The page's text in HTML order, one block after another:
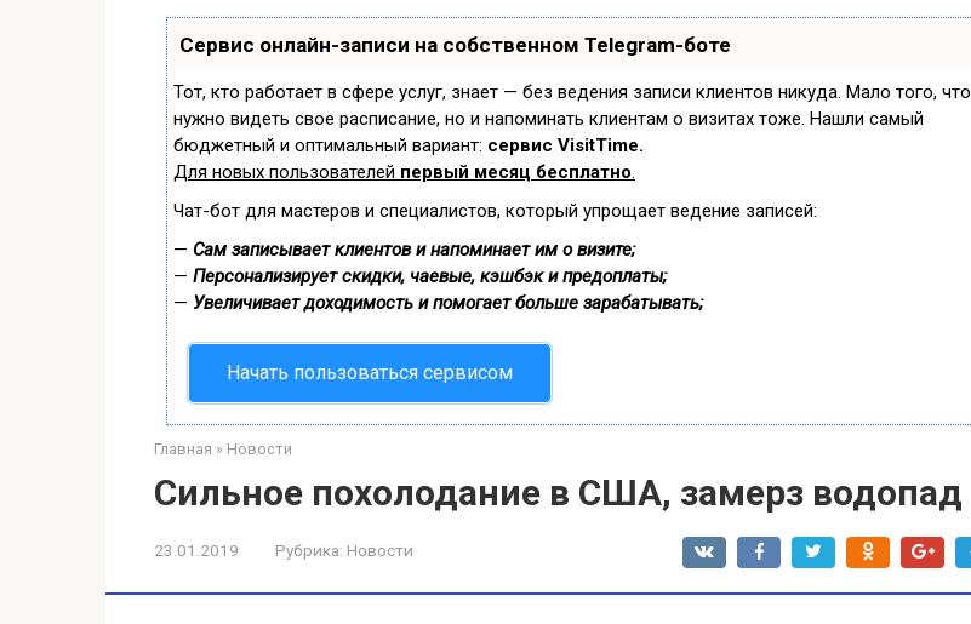
Сервис онлайн-записи на собственном Telegram-боте
Тот, кто работает в сфере услуг, знает — без ведения записи клиентов никуда. Мало того, что
нужно видеть свое расписание, но и напоминать клиентам о визитах тоже. Нашли самый
бюджетный и оптимальный вариант: сервис VisitTime.
Для новых пользователей первый месяц бесплатно.
Чат-бот для мастеров и специалистов, который упрощает ведение записей:
— Сам записывает клиентов и напоминает им о визите;
— Персонализирует скидки, чаевые, кэшбэк и предоплаты;
— Увеличивает доходимость и помогает больше зарабатывать;
Начать пользоваться сервисом
Главная » Новости
Сильное похолодание в США, замерз водопад
23.01.2019 Рубрика: Новости